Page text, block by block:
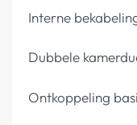
Interne
Dubbele
Ontkoppeling